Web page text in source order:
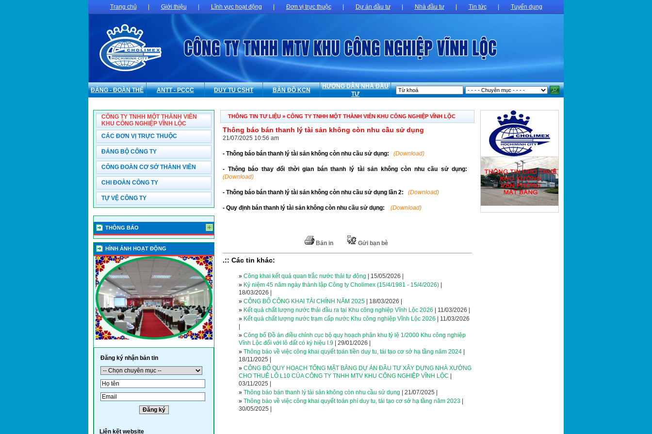
Trang chủ Giới thiệu Lĩnh vực hoạt động Đơn vị trực thuộc Dự án đầu tư Nhà đầu tư Tin tức Tuyển dụng
ĐẢNG - ĐOÀN THỂ ANTT - PCCC DUY TU CSHT BẢN ĐỒ KCN
HƯỚNG DẪN NHÀ ĐẦU
TƯ
CÔNG TY TNHH MỘT THÀNH VIÊN
KHU CÔNG NGHIỆP VĨNH LỘC
CÁC ĐƠN VỊ TRỰC THUỘC
ĐẢNG BỘ CÔNG TY
CÔNG ĐOÀN CƠ SỞ THÀNH VIÊN
CHI ĐOÀN CÔNG TY
TỰ VỆ CÔNG TY
THÔNG BÁO
HÌNH ẢNH HOẠT ĐỘNG
Đăng ký nhận bản tin
Liên kết website
THÔNG TIN TƯ LIỆU » CÔNG TY TNHH MỘT THÀNH VIÊN KHU CÔNG NGHIỆP VĨNH LỘC
Thông báo bán thanh lý tài sản không còn nhu cầu sử dụng
21/07/2025 10:56 am
- Thông báo bán thanh lý tài sản không còn nhu cầu sử dụng: (Download)
- Thông báo thay đổi thời gian bán thanh lý tài sản không còn nhu cầu sử dụng:
(Download)
- Thông báo bán thanh lý tài sản không còn nhu cầu sử dụng lần 2: (Download)
- Quy định bán thanh lý tài sản không còn nhu cầu sử dụng: (Download)
Bản in Gửi bạn bè
.:: Các tin khác:
» Công khai kết quả quan trắc nước thải tự động
| 15/05/2026 |
» Kỷ niệm 45 năm ngày thành lập Công ty Cholimex (15/4/1981 - 15/4/2026)
18/03/2026 |
» CÔNG BỐ CÔNG KHAI TÀI CHÍNH NĂM 2025
| 18/03/2026 |
» Kết quả chất lượng nước thải đầu ra tại Khu công nghiệp Vĩnh Lộc 2026
| 11/03/2026 |
» Kết quả chất lượng nước trạm cấp nước Khu công nghiệp Vĩnh Lộc 2026
| 11/03/2026
» Công bố Đồ án điều chỉnh cục bộ quy hoạch phân khu tỷ lệ 1/2000 Khu công nghiệp
Vĩnh Lộc đối với lô đất có ký hiệu I.9
| 29/01/2026 |
» Thông báo về việc công khai quyết toán tiền duy tu, tái tạo cơ sở hạ tầng năm 2024
18/11/2025 |
» CÔNG BỐ QUY HOẠCH TỔNG MẶT BẰNG DỰ ÁN ĐẦU TƯ XÂY DỰNG NHÀ XƯỞNG
CHO THUÊ LÔ L10 CỦA CÔNG TY TNHH MTV KHU CÔNG NGHIỆP VĨNH LỘC
03/11/2025 |
» Thông báo bán thanh lý tài sản không còn nhu cầu sử dụng
| 21/07/2025 |
» Thông báo về việc công khai quyết toán phí duy tu, tái tạo cơ sở hạ tầng năm 2023
30/05/2025 |